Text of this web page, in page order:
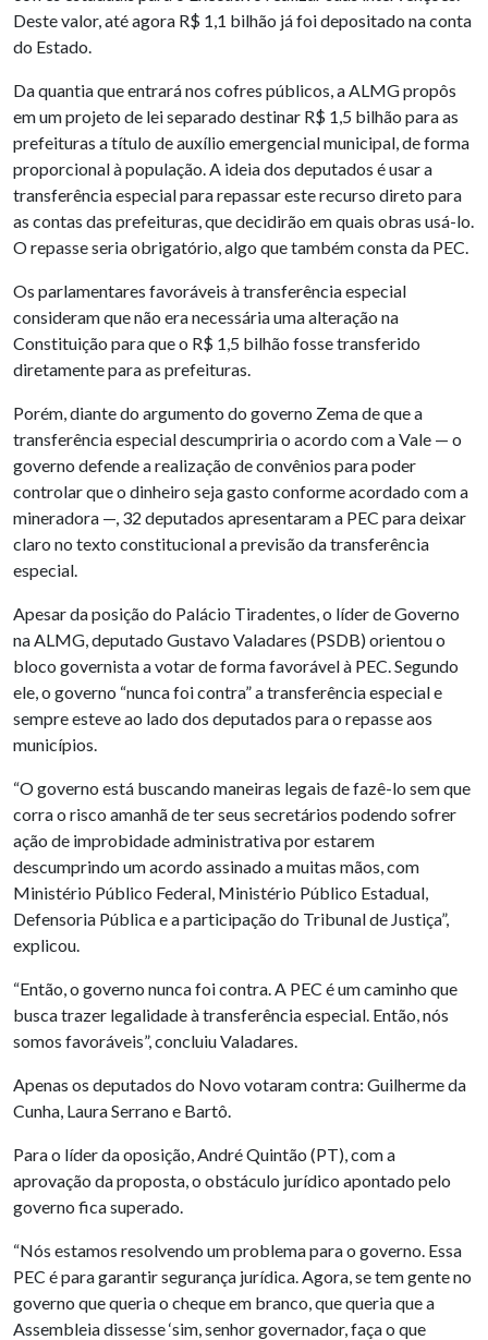
Deste valor, até agora R$ 1,1 bilhão já foi depositado na conta
do Estado.
Da quantia que entrará nos cofres públicos, a ALMG propôs
em um projeto de lei separado destinar R$ 1,5 bilhão para as
prefeituras a título de auxílio emergencial municipal, de forma
proporcional à população. A ideia dos deputados é usar a
transferência especial para repassar este recurso direto para
as contas das prefeituras, que decidirão em quais obras usá-lo.
O repasse seria obrigatório, algo que também consta da PEC.
Os parlamentares favoráveis à transferência especial
consideram que não era necessária uma alteração na
Constituição para que o R$ 1,5 bilhão fosse transferido
diretamente para as prefeituras.
Porém, diante do argumento do governo Zema de que a
transferência especial descumpriria o acordo com a Vale — o
governo defende a realização de convênios para poder
controlar que o dinheiro seja gasto conforme acordado com a
mineradora —, 32 deputados apresentaram a PEC para deixar
claro no texto constitucional a previsão da transferência
especial.
Apesar da posição do Palácio Tiradentes, o líder de Governo
na ALMG, deputado Gustavo Valadares (PSDB) orientou o
bloco governista a votar de forma favorável à PEC. Segundo
ele, o governo “nunca foi contra” a transferência especial e
sempre esteve ao lado dos deputados para o repasse aos
municípios.
“O governo está buscando maneiras legais de fazê-lo sem que
corra o risco amanhã de ter seus secretários podendo sofrer
ação de improbidade administrativa por estarem
descumprindo um acordo assinado a muitas mãos, com
Ministério Público Federal, Ministério Público Estadual,
Defensoria Pública e a participação do Tribunal de Justiça”,
explicou.
“Então, o governo nunca foi contra. A PEC é um caminho que
busca trazer legalidade à transferência especial. Então, nós
somos favoráveis”, concluiu Valadares.
Apenas os deputados do Novo votaram contra: Guilherme da
Cunha, Laura Serrano e Bartô.
Para o líder da oposição, André Quintão (PT), com a
aprovação da proposta, o obstáculo jurídico apontado pelo
governo fica superado.
“Nós estamos resolvendo um problema para o governo. Essa
PEC é para garantir segurança jurídica. Agora, se tem gente no
governo que queria o cheque em branco, que queria que a
Assembleia dissesse ‘sim, senhor governador, faça o que